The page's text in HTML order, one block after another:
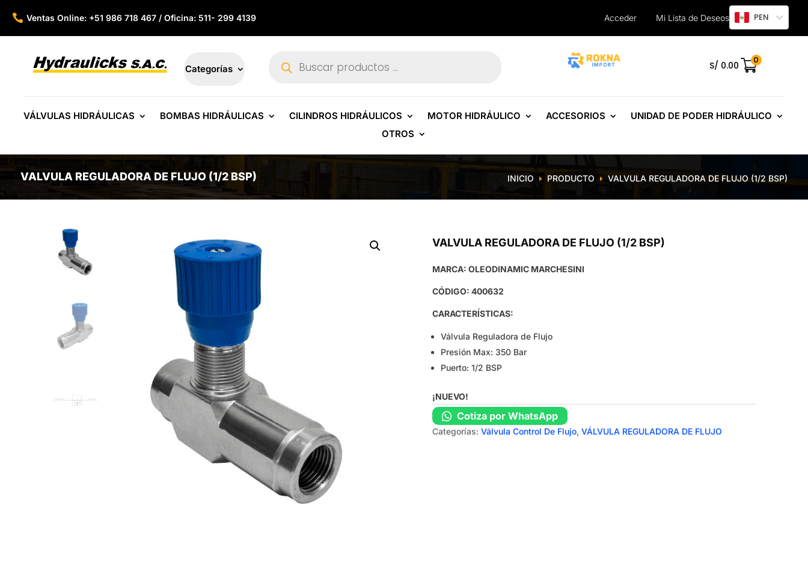
 Ventas Online: +51 986 718 467 / Oficina: 511- 299 4139 Acceder Mi Lista de Deseos PEN
Categorías productos S/ 0.00 0
VÁLVULAS HIDRÁULICAS BOMBAS HIDRÁULICAS CILINDROS HIDRÁULICOS MOTOR HIDRÁULICO ACCESORIOS
UNIDAD DE PODER HIDRÁULICO
OTROS
VALVULA REGULADORA DE FLUJO (1/2 BSP) INICIO E PRODUCTO E VALVULA REGULADORA DE FLUJO (1/2 BSP)
VALVULA REGULADORA DE FLUJO (1/2 BSP)
MARCA: OLEODINAMIC MARCHESINI
CÓDIGO: 400632
CARACTERÍSTICAS:
Válvula Reguladora de Flujo
Presión Max: 350 Bar
Puerto: 1/2 BSP
¡NUEVO!
Cotiza por WhatsApp
Categorías: Válvula Control De Flujo, VÁLVULA REGULADORA DE FLUJO